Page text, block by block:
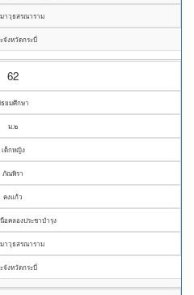
าวุธสรณาราม
จังหวัดกระบี่
62
ยมศึกษา
ม.๒
เด็กหญิง
ภัณพิรา
คงแก้ว
นือคลองประชาบำรุง
าวุธสรณาราม
จังหวัดกระบี่